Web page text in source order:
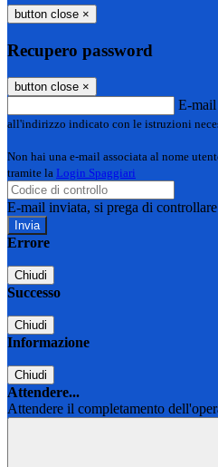
button close ×
Recupero password
button close ×
E-mail
all'indirizzo indicato con le istruzioni
Non hai una e-mail associata al nome
tramite la Login Spaggiari
E-mail inviata, si prega di
Errore
Chiudi
Successo
Chiudi
Informazione
Chiudi
Attendere...
Attendere il completamento